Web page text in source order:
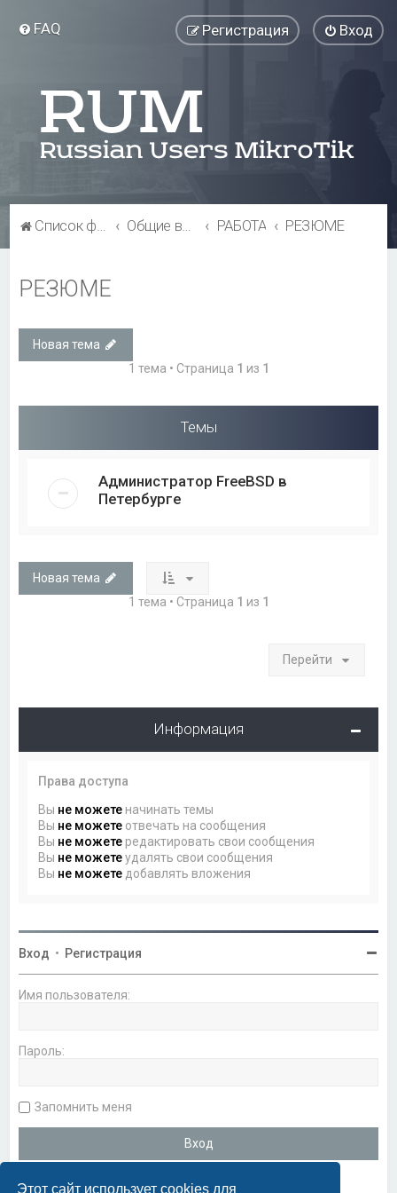
Этот сайт использует cookies для
FAQ Вход
Регистрация
Список форумов Общие вопросы РАБОТА РЕЗЮМЕ
РЕЗЮМЕ
Новая тема
1 тема • Страница 1 из 1
Темы
Администратор FreeBSD в
Петербурге
Новая тема
1 тема • Страница 1 из 1
Перейти
Информация
Права доступа
Вы не можете начинать темы
Вы не можете отвечать на сообщения
Вы не можете редактировать свои сообщения
Вы не можетеудалять свои сообщения
Вы не можете добавлять вложения
Вход • Регистрация
Имя пользователя:
Пароль:
Запомнить меня